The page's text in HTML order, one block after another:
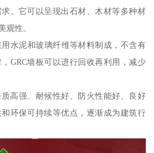
。它可以呈现出石材、木材等多种材
观性。
水泥和玻璃纤维等材料制成，不含有
GRC墙板可以进行回收再利用，减少
高强、耐候性好、防火性能好、良好
环保可持续等优点，逐渐成为建筑行